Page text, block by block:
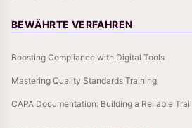
BEWÄHRTE VERFAHREN
Boosting Compliance with Digital Tools
Mastering Quality Standards Training
CAPA Documentation: Building a Reliable Trail